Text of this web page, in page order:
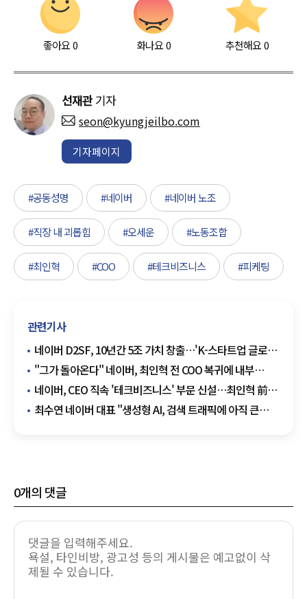
좋아요0 화나요0 추천해요 0
선재관 기자
seon@kyungjeilbo.com
기자페이지
#공동성명 #네이버 #네이버 노조
#직장 내 괴롭힘 #오세운 #노동조합
#최인혁 #COO #테크비즈니스 #피케팅
관련기사
네이버 D2SF, 10년간 5조 가치 창출…'K-스타트업 글로벌
도약' 이끈다
"그가 돌아온다" 네이버, 최인혁 전 COO 복귀에 내부
'시끌'…무슨 일
네이버, CEO 직속 '테크비즈니스' 부문 신설…최인혁 前
COO 복귀
최수연 네이버 대표 "생성형 AI, 검색 트래픽에 아직 큰
0개의 댓글